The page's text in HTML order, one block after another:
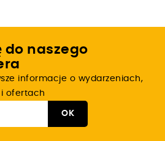
do naszego
informacje o wydarzeniach,
ofertach